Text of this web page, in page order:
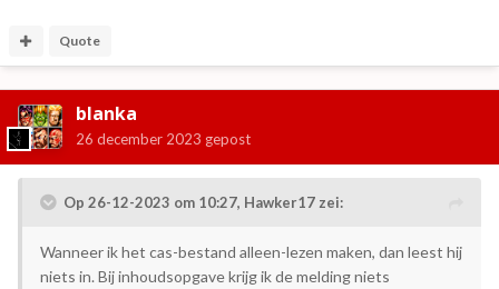
Full screen
Quote
blanka
26 december 2023 gepost
Op 26-12-2023 om 10:27, Hawker17 zei:
Wanneer ik het cas-bestand alleen-lezen maken, dan leest hij
niets in. Bij inhoudsopgave krijg ik de melding niets